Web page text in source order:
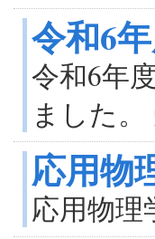
令和6
令和6年
ました。
応用物
応用物